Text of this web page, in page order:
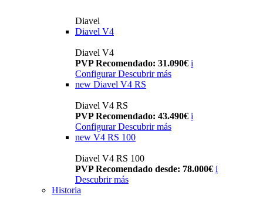
Diavel
Diavel V4
Diavel V4
PVP Recomendado: 31.090€ i
Configurar Descubrir más
new Diavel V4 RS
Diavel V4 RS
PVP Recomendado: 43.490€ i
Configurar Descubrir más
new V4 RS 100
Diavel V4 RS 100
PVP Recomendado desde: 78.000€ i
Descubrir más
Historia